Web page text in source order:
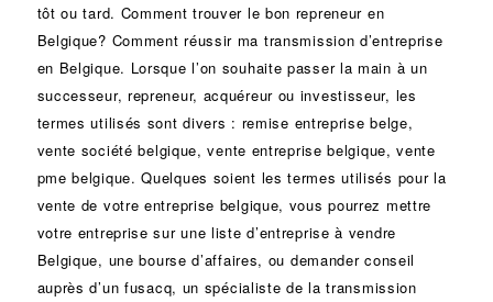
tôt ou tard. Comment trouver le bon repreneur en
Belgique? Comment réussir ma transmission d’entreprise
en Belgique. Lorsque l’on souhaite passer la main à un
successeur, repreneur, acquéreur ou investisseur, les
termes utilisés sont divers : remise entreprise belge,
vente société belgique, vente entreprise belgique, vente
pme belgique. Quelques soient les termes utilisés pour la
vente de votre entreprise belgique, vous pourrez mettre
votre entreprise sur une liste d’entreprise à vendre
Belgique, unebourse d’affaires, ou demander conseil
auprès d’un fusacq, un spécialiste de latransmission